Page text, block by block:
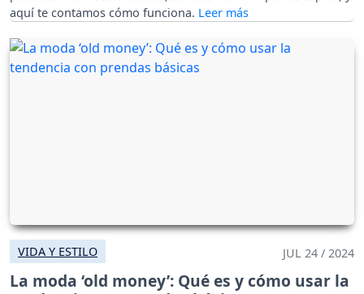
aquí te contamos cómo funciona.
VIDA Y ESTILO JUL 24 / 2024
La moda ‘old money’: Qué es y cómo usar la